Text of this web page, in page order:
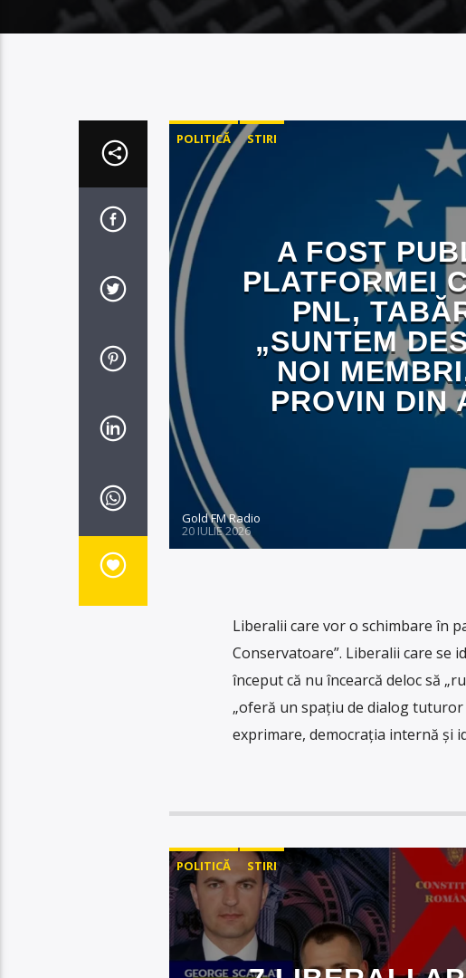
POLITICĂ STIRI
A FOST
PLATFORMEI
PNL,
„SUNTEM
NOI
PROVIN DIN
Gold FM Radio
20 IULIE 2026
Liberalii care vor o schimbare în
Conservatoare”. Liberalii care se
început că nu încearcă deloc să
„oferă un spațiu de dialog
exprimare, democrația internă și
POLITICĂ STIRI